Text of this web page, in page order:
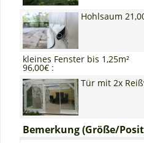
Hohlsaum
kleines Fenster bis 1,25m²
96,00€ :
Tür mit 2x
Bemerkung (Größe/